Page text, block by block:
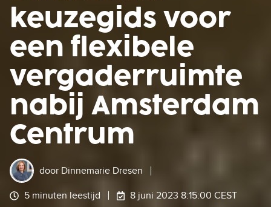
keuzegids voor
een flexibele
vergaderruimte
nabij Amsterdam
Centrum
door Dinnemarie Dresen
5 minuten leestijd 8 juni 2023 8:15:00 CEST